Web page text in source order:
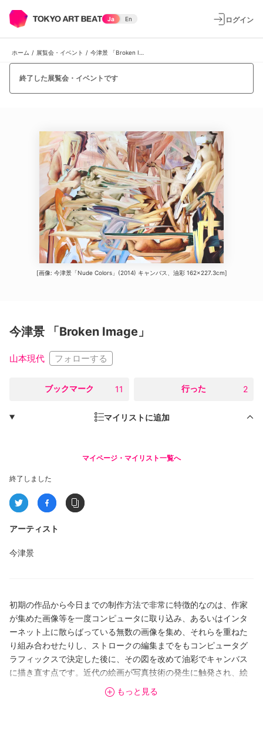
Ja En ログイン
ホーム / 展覧会・イベント /
終了した展覧会・イベントです
[画像: 今津景「Nude Colors」(2014) キャンバス、油彩 162×227.3cm]
今津景 「Broken Image」
山本現代 フォローする
ブックマーク 11 行った 2
マイリストに追加
マイページ・マイリスト一覧へ
終了しました
アーティスト
今津景
初期の作品から今日までの制作方法で非常に特徴的なのは、作家
が集めた画像等を一度コンピュータに取り込み、あるいはインタ
ーネット上に散らばっている無数の画像を集め、それらを重ねた
り組み合わせたりし、ストロークの編集までをもコンピュータグ
ラフィックスで決定した後に、その図を改めて油彩でキャンバス
に描き直す点です。近代の絵画が写真技術の発生に触発され、絵
画を解体し、印象主義やキュビズムなどの全く新しい視線を獲得
したように、今津の絵画はCGと出会い、「絵画」を解体し、むし
もっと見る